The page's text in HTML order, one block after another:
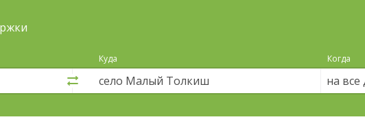
Куда Когда
на все